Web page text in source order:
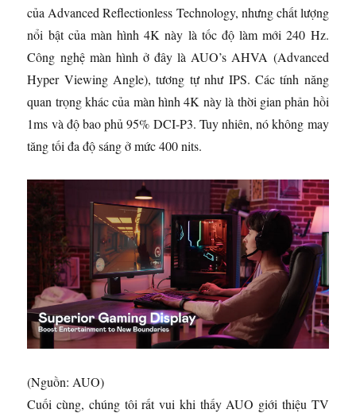
của Advanced Reflectionless Technology, nhưng chất lượng
nổi bật của màn hình 4K này là tốc độ làm mới 240 Hz.
Công nghệ màn hình ở đây là AUO’s AHVA (Advanced
Hyper Viewing Angle), tương tự như IPS. Các tính năng
quan trọng khác của màn hình 4K này là thời gian phản hồi
1ms và độ bao phủ 95% DCI-P3. Tuy nhiên, nó không may
tăng tối đa độ sáng ở mức 400 nits.
(Nguồn: AUO)
Cuối cùng, chúng tôi rất vui khi thấy AUO giới thiệu TV